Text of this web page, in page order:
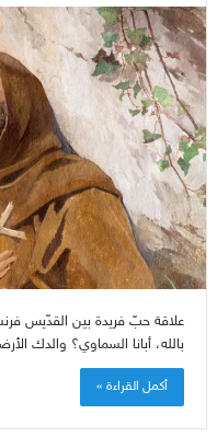
علاقة حبّ فريدة بين القدّيس
بالله، أبانا السماوي؟ والدك
أكمل القراءة »